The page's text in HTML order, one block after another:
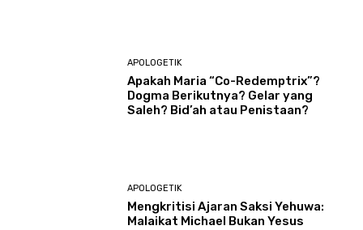
APOLOGETIK
Apakah Maria “Co-Redemptrix”?
Dogma Berikutnya? Gelar yang
Saleh? Bid’ah atau Penistaan?
APOLOGETIK
Mengkritisi Ajaran Saksi Yehuwa:
Malaikat Michael Bukan Yesus